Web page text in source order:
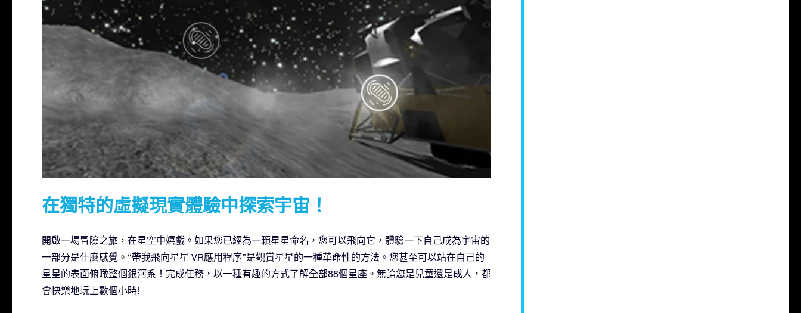
在獨特的虛擬現實體驗中探索宇宙！
開啟一場冒險之旅，在星空中嬉戲。如果您已經為一顆星星命名，您可以飛向它，體驗一下自己成為宇宙的
一部分是什麼感覺。“帶我飛向星星 VR應用程序”是觀賞星星的一種革命性的方法。您甚至可以站在自己的
星星的表面俯瞰整個銀河系！完成任務，以一種有趣的方式了解全部88個星座。無論您是兒童還是成人，都
會快樂地玩上數個小時!